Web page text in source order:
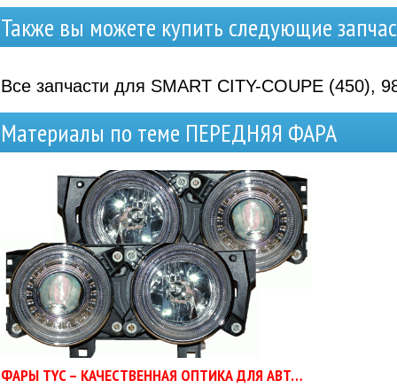
Также вы можете купить следующие
Все запчасти для SMART CITY-COUPE (450),
Материалы по теме ПЕРЕДНЯЯ ФАРА
ФАРЫ TYC – КАЧЕСТВЕННАЯ ОПТИКА ДЛЯ АВТОМОБИЛЕЙ